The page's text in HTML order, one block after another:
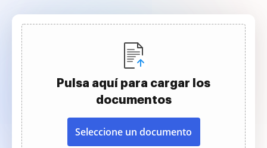
Pulsa aquí para cargar los
documentos
Seleccione un documento